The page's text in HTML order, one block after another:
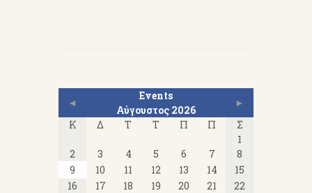
◄
Events
Αύγουστος 2026
►
Κ
Δ Τ Τ Π Π
Σ
1
2
3 4 5 6 7
8
9
10 11 12 13 14
15
16
17 18 19 20 21
22